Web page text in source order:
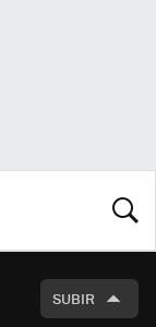
SUBIR